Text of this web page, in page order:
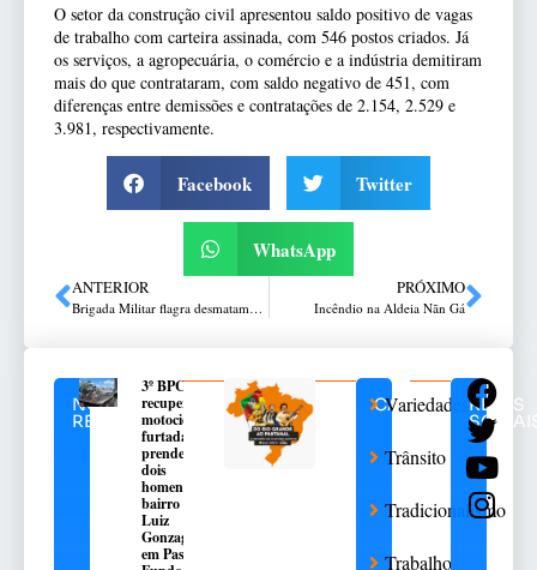
O setor da construção civil apresentou saldo positivo de vagas
de trabalho com carteira assinada, com 546 postos criados. Já
os serviços, a agropecuária, o comércio e a indústria demitiram
mais do que contrataram, com saldo negativo de 451, com
diferenças entre demissões e contratações de 2.154, 2.529 e
3.981, respectivamente.
Facebook Twitter
WhatsApp
ANTERIOR
Brigada Militar flagra desmatamento no interior de Viadutos
PRÓXIMO
Incêndio na Aldeia Nãn Gá
NOTÍCIAS
RELACIONADAS
3º BPChq
recupera
motocicleta
furtada e
prende
dois
homens no
bairro São
Luiz
Gonzaga,
em Passo
CATEGORIAS
Variedades
Trânsito
Tradicionalismo
Trabalho
REDES